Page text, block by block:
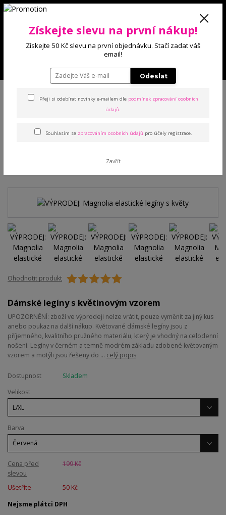
0 Kč
VÝPRODEJ: Magnolia
Ohodnotit produkt
Dámské legíny s květinovým vzorem
UPOZORNĚNÍ: zboží ve výprodeji nelze vrátit, pouze vyměnit za jiný kus
anebo poukaz na další nákup. Květované dámské legíny jsou z
příjemného, kvalitního pružného materiálu, který je vhodný na celodenní
nošení. Legíny v černém a temně modrém základu zdobené květovaným
vzorem a motýli jsou řešeny do ... celý popis
Dostupnost
Skladem
Velikost
Barva
Cena před
slevou
199 Kč
Ušetříte
50 Kč
Nejsme plátci DPH
Získejte slevu na první nákup!
Získejte 50 Kč slevu na první objednávku. Stačí zadat váš
email!
Odeslat
Přeji si odebírat novinky e-mailem dle podmínek zpracování osobních
údajů.
Souhlasím se zpracováním osobních údajů pro účely registrace.
Zavřít